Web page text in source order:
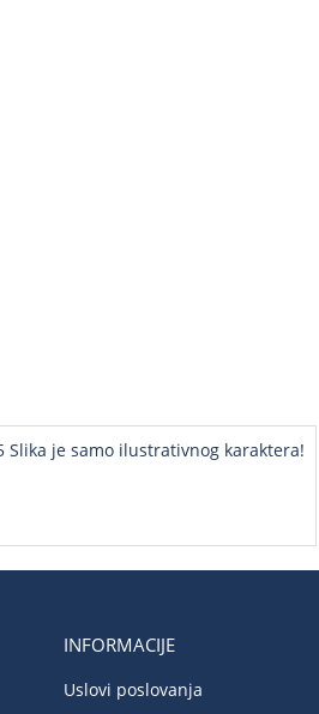
Slika je samo ilustrativnog karaktera!
INFORMACIJE
Uslovi poslovanja